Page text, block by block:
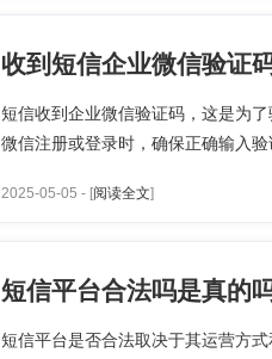
收到短信企业微信验证
短信收到企业微信验证码，这是为
微信注册或登录时，确保正确输入
2025-05-05 - [阅读全文]
短信平台合法吗是真的
短信平台是否合法取决于其运营方